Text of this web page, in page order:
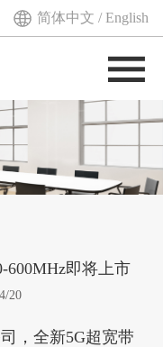
简体中文/English
600MHz即将上市
20
，全新5G超宽带